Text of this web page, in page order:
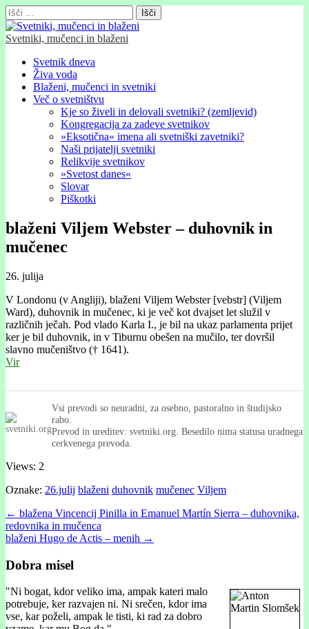
Išči:
Svetniki, mučenci in blaženi
Glavni
meni
Skip
content
Svetnik dneva
Živa voda
Blaženi, mučenci in svetniki
Več o svetništvu
Kje so živeli in delovali svetniki? (zemljevid)
Kongregacija za zadeve svetnikov
»Eksotična« imena ali svetniški zavetniki?
Naši prijatelji svetniki
Relikvije svetnikov
»Svetost danes«
Slovar
Piškotki
blaženi Viljem Webster – duhovnik in
mučenec
26. julija
V Londonu (v Angliji), blaženi Viljem Webster [vebstr] (Viljem
Ward), duhovnik in mučenec, ki je več kot dvajset let služil v
različnih ječah. Pod vlado Karla I., je bil na ukaz parlamenta prijet
ker je bil duhovnik, in v Tiburnu obešen na mučilo, ter dovršil
slavno mučeništvo († 1641).
Vir
Vsi prevodi so neuradni, za osebno, pastoralno in študijsko
rabo.
Prevod in ureditev: svetniki.org. Besedilo nima statusa uradnega
cerkvenega prevoda.
Views: 2
Oznake: 26.julij blaženi duhovnik mučenec Viljem
Post
navigation
← blažena Vincencij Pinilla in Emanuel Martín Sierra – duhovnika,
redovnika in mučenca
blaženi Hugo de Actis – menih →
Dobra misel
"Ni bogat, kdor veliko ima, ampak kateri malo
potrebuje, ker razvajen ni. Ni srečen, kdor ima
vse, kar poželi, ampak le tisti, ki rad za dobro